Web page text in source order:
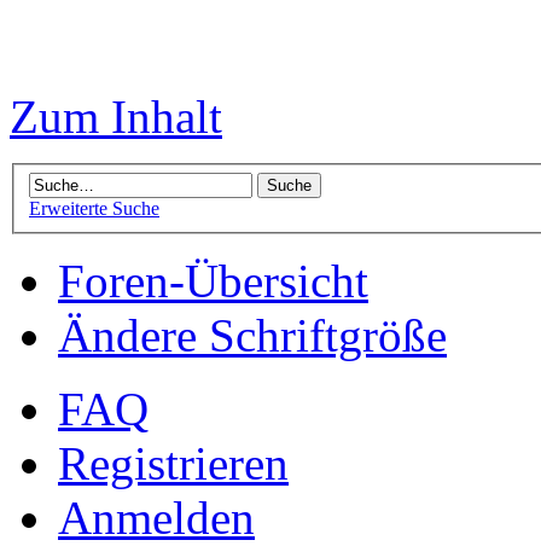
Zum Inhalt
Erweiterte Suche
Foren-Übersicht
Ändere Schriftgröße
FAQ
Registrieren
Anmelden